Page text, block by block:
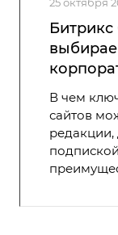
Битрикс
В чем
сайтов
редакции,